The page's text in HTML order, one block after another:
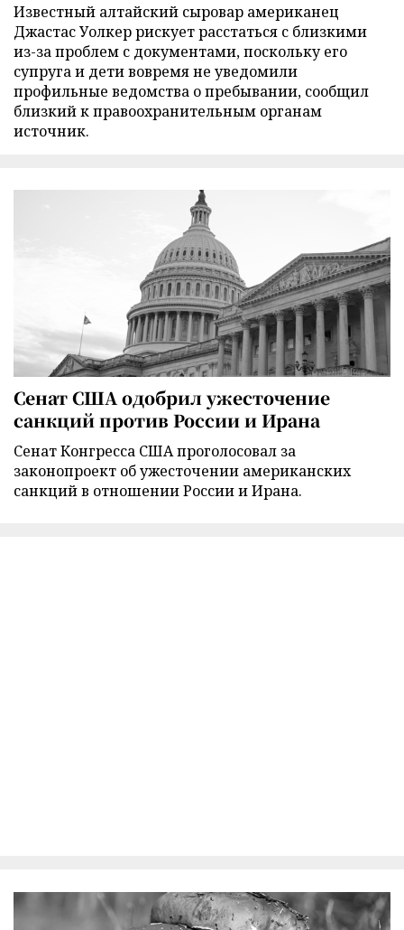
Известный алтайский сыровар американец
Джастас Уолкер рискует расстаться с близкими
из-за проблем с документами, поскольку его
супруга и дети вовремя не уведомили
профильные ведомства о пребывании, сообщил
близкий к правоохранительным органам
источник.
Сенат США одобрил ужесточение
санкций против России и Ирана
Сенат Конгресса США проголосовал за
законопроект об ужесточении американских
санкций в отношении России и Ирана.